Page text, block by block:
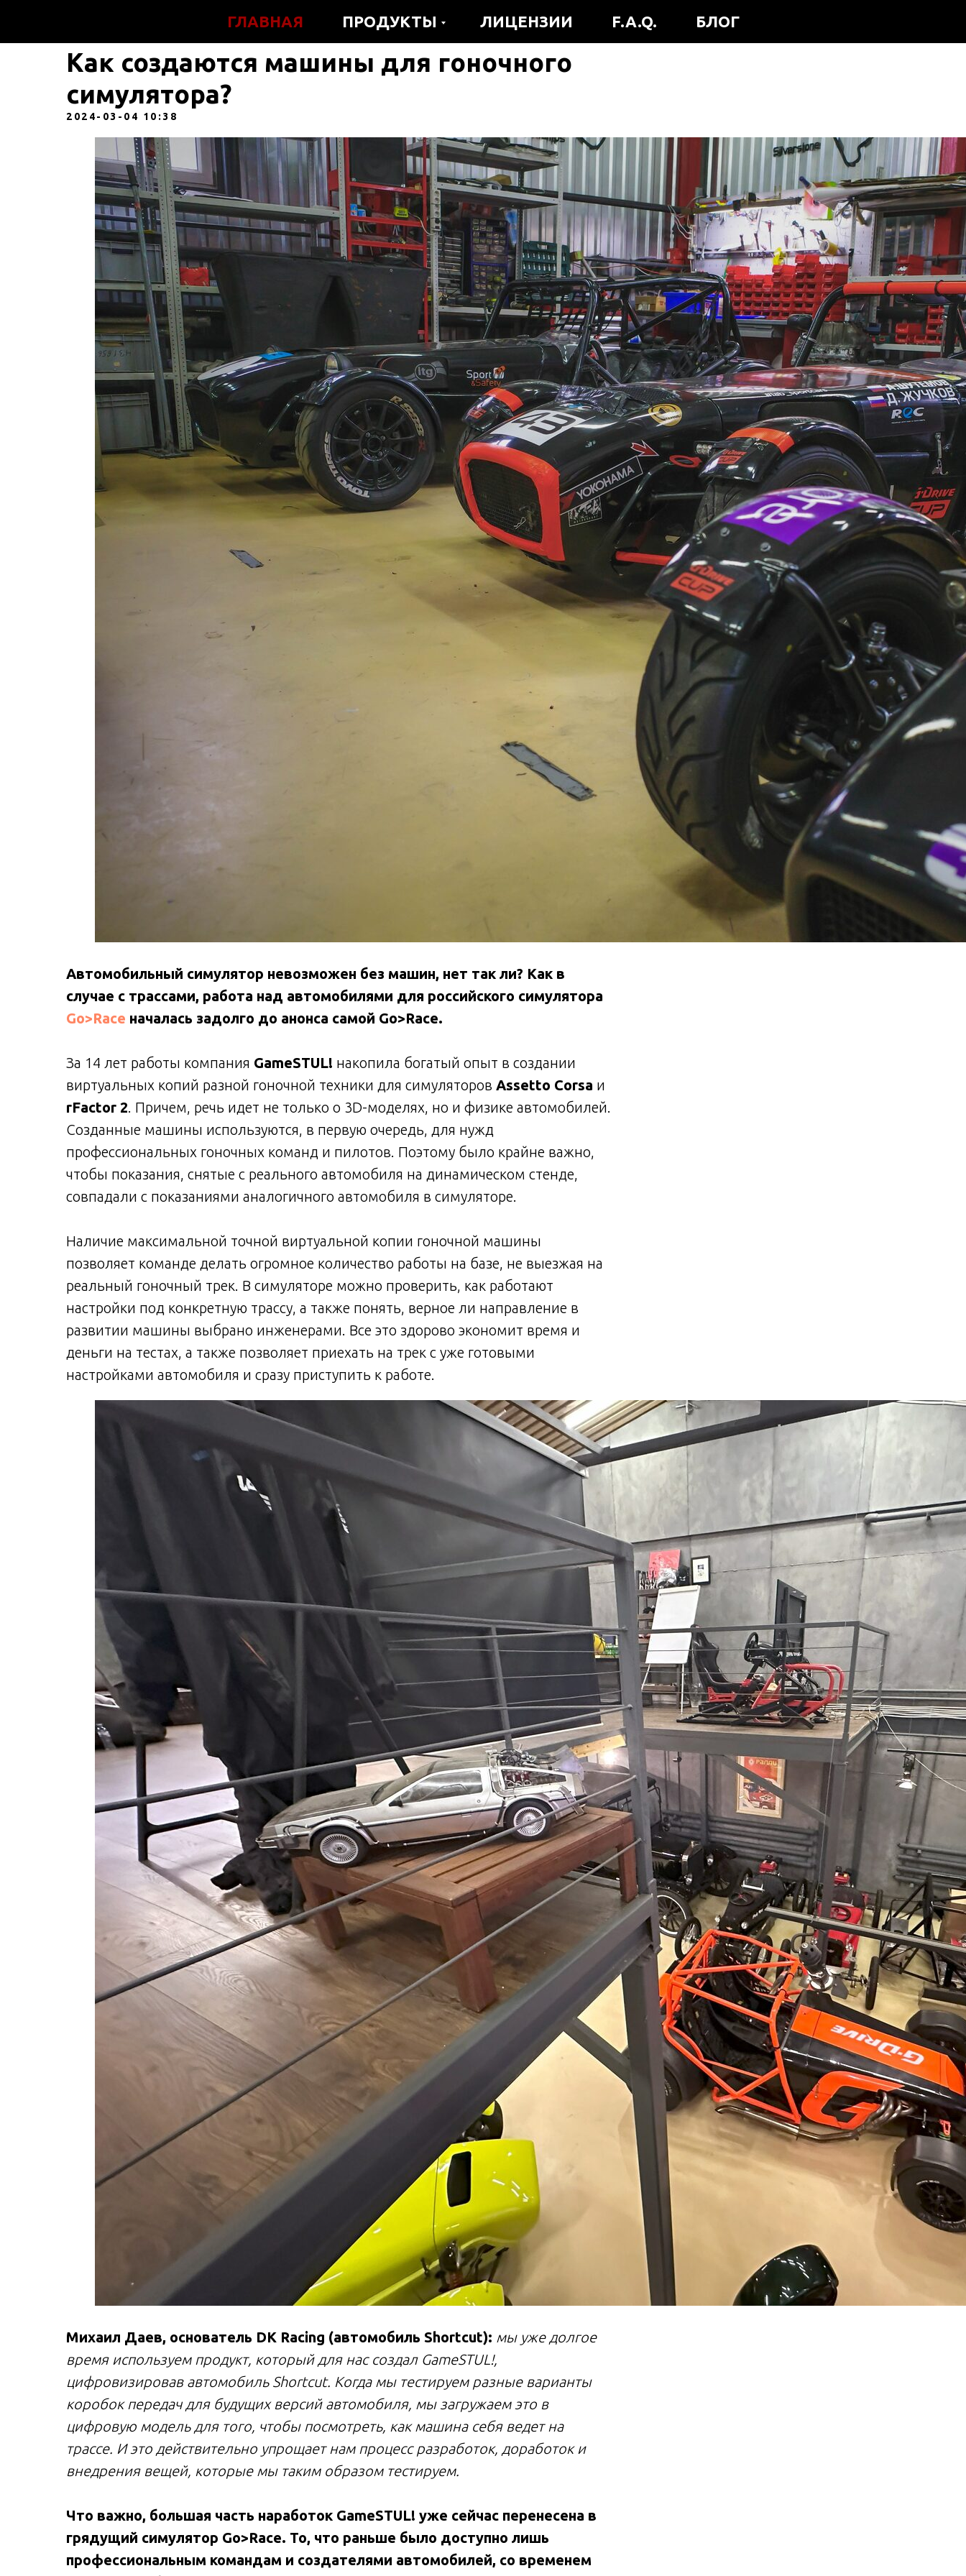
ГЛАВНАЯ ПРОДУКТЫ ЛИЦЕНЗИИ F.A.Q. БЛОГ
Как создаются машины для гоночного
симулятора?
2024-03-04 10:38
Автомобильный симулятор невозможен без машин, нет так ли? Как в
случае с трассами, работа над автомобилями для российского симулятора
Go>Race началась задолго до анонса самой Go>Race.
За 14 лет работы компания GameSTUL! накопила богатый опыт в создании
виртуальных копий разной гоночной техники для симуляторов Assetto Сorsa и
rFactor 2. Причем, речь идет не только о 3D-моделях, но и физике автомобилей.
Созданные машины используются, в первую очередь, для нужд
профессиональных гоночных команд и пилотов. Поэтому было крайне важно,
чтобы показания, снятые с реального автомобиля на динамическом стенде,
совпадали с показаниями аналогичного автомобиля в симуляторе.
Наличие максимальной точной виртуальной копии гоночной машины
позволяет команде делать огромное количество работы на базе, не выезжая на
реальный гоночный трек. В симуляторе можно проверить, как работают
настройки под конкретную трассу, а также понять, верное ли направление в
развитии машины выбрано инженерами. Все это здорово экономит время и
деньги на тестах, а также позволяет приехать на трек с уже готовыми
настройками автомобиля и сразу приступить к работе.
Михаил Даев, основатель DK Racing (автомобиль Shortcut): мы уже долгое
время используем продукт, который для нас создал GameSTUL!,
цифровизировав автомобиль Shortcut. Когда мы тестируем разные варианты
коробок передач для будущих версий автомобиля, мы загружаем это в
цифровую модель для того, чтобы посмотреть, как машина себя ведет на
трассе. И это действительно упрощает нам процесс разработок, доработок и
внедрения вещей, которые мы таким образом тестируем.
Что важно, большая часть наработок GameSTUL! уже сейчас перенесена в
грядущий симулятор Go>Race. То, что раньше было доступно лишь
профессиональным командам и создателями автомобилей, со временем